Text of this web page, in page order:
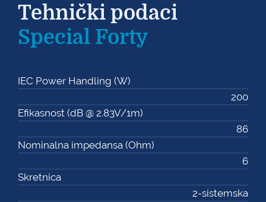
Tehnički podaci
Special Forty
IEC Power Handling (W)
200
Efikasnost (dB @ 2.83V/1m)
86
Nominalna impedansa (Ohm)
6
Skretnica
2-sistemska